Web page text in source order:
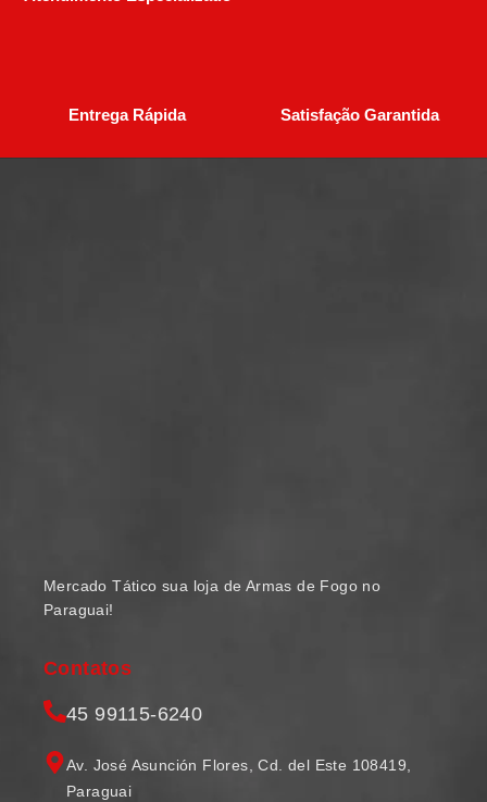
Entrega Rápida Satisfação Garantida
Mercado Tático sua loja de Armas de Fogo no
Paraguai!
Contatos
45 99115-6240
Av. José Asunción Flores, Cd. del Este 108419,
Paraguai